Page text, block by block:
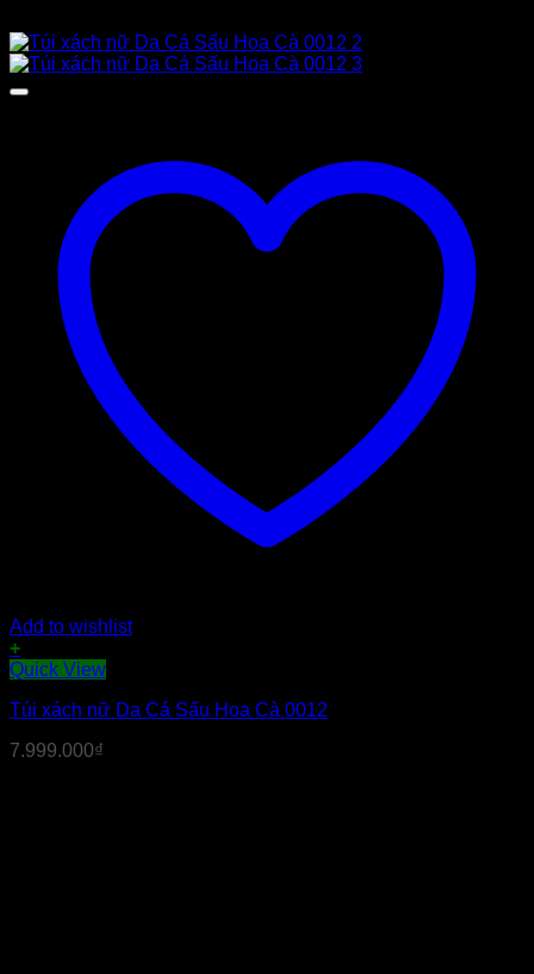
Add to wishlist
+
Quick View
Túi xách nữ Da Cá Sấu Hoa Cà 0012
7.999.000₫